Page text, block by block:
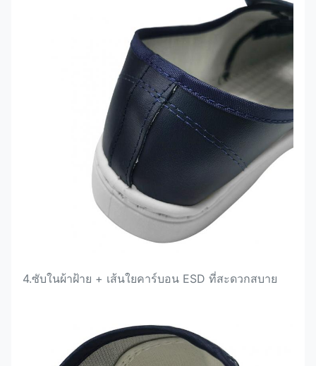
4.ซับในผ้าฝ้าย + เส้นใยคาร์บอน ESD ที่สะดวกสบาย